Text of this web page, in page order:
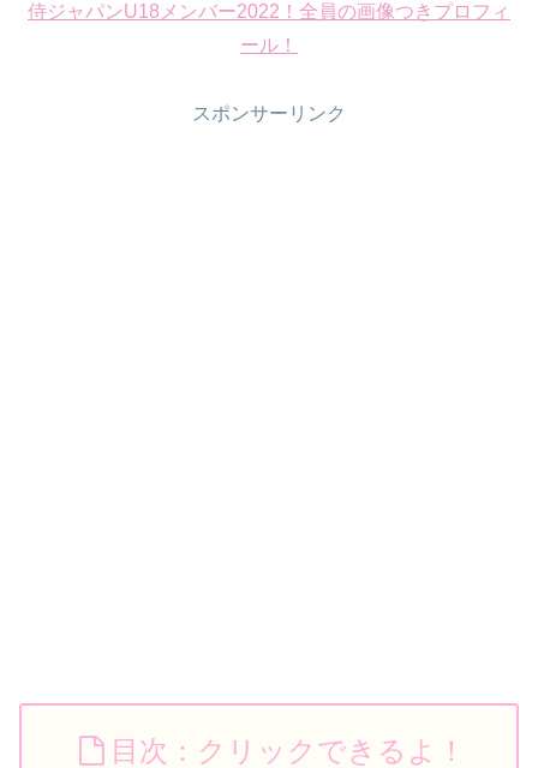
侍ジャパンU18メンバー2022！全員の画像つきプロフィ
ール！
スポンサーリンク
目次：クリックできるよ！